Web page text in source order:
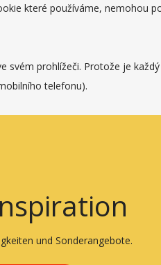
které používáme, nemohou
prohlížeči. Protože je
telefonu).
und Sonderangebote.